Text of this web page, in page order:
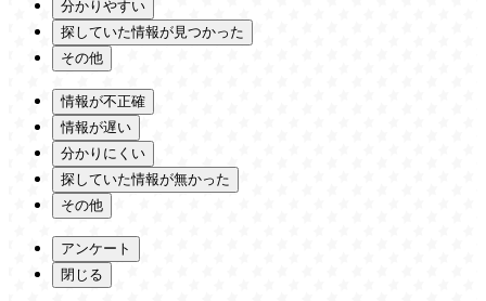
分かりやすい
探していた情報が見つかった
その他
情報が不正確
情報が遅い
分かりにくい
探していた情報が無かった
その他
アンケート
閉じる